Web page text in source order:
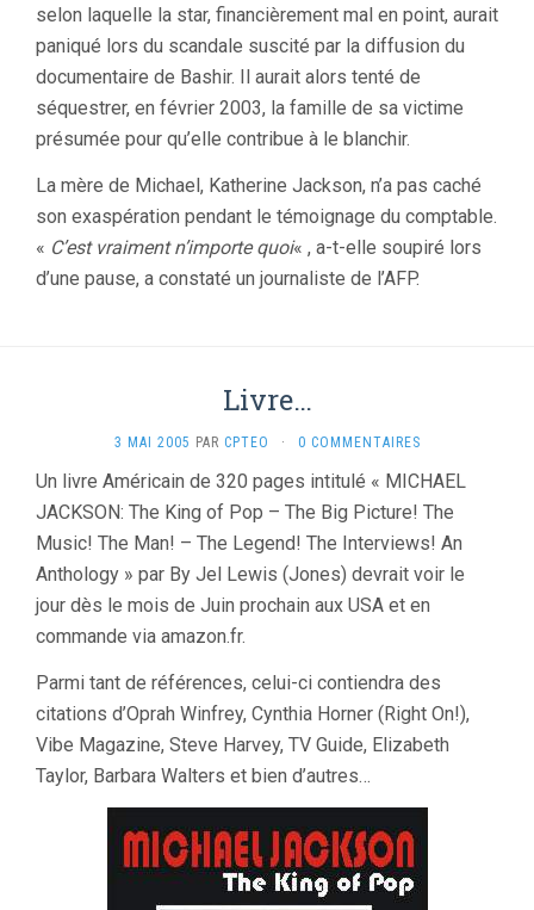
selon laquelle la star, financièrement mal en point, aurait
paniqué lors du scandale suscité par la diffusion du
documentaire de Bashir. Il aurait alors tenté de
séquestrer, en février 2003, la famille de sa victime
présumée pour qu’elle contribue à le blanchir.
La mère de Michael, Katherine Jackson, n’a pas caché
son exaspération pendant le témoignage du comptable.
« C’est vraiment n’importe quoi« , a-t-elle soupiré lors
d’une pause, a constaté un journaliste de l’AFP.
Livre…
3 MAI 2005 PAR CPTEO · 0 COMMENTAIRES
Un livre Américain de 320 pages intitulé « MICHAEL
JACKSON: The King of Pop – The Big Picture! The
Music! The Man! – The Legend! The Interviews! An
Anthology » par By Jel Lewis (Jones) devrait voir le
jour dès le mois de Juin prochain aux USA et en
commande via amazon.fr.
Parmi tant de références, celui-ci contiendra des
citations d’Oprah Winfrey, Cynthia Horner (Right On!),
Vibe Magazine, Steve Harvey, TV Guide, Elizabeth
Taylor, Barbara Walters et bien d’autres…